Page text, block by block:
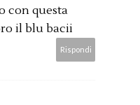
con questa
il blu bacii
Rispondi